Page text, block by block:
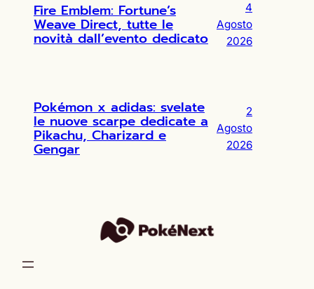
Fire Emblem: Fortune’s
Weave Direct, tutte le
novità dall’evento dedicato
4
Agosto
2026
Pokémon x adidas: svelate
le nuove scarpe dedicate a
Pikachu, Charizard e
Gengar
2
Agosto
2026